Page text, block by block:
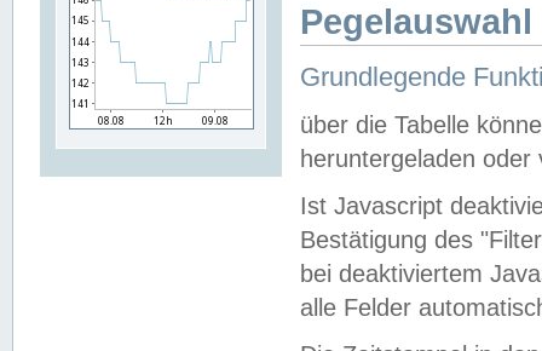
Grundlegende
über die Tabelle
heruntergeladen oder
Ist Javascript
Bestätigung des
bei deaktiviertem
alle Felder